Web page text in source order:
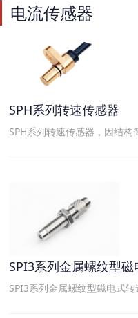
电流传感器
SPH系列转速传感器
SPH系列转速传感器，因结
SPI3系列金属螺纹型
SPI3系列金属螺纹型磁电式